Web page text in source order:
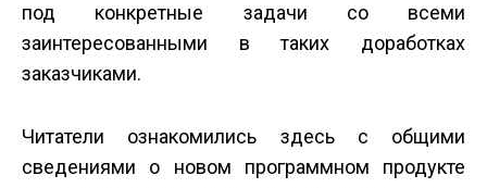
под конкретные задачи со всеми
заинтересованными в таких доработках
заказчиками.
Читатели ознакомились здесь с общими
сведениями о новом программном продукте